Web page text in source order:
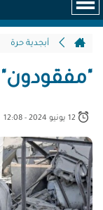
أبجدية حرة